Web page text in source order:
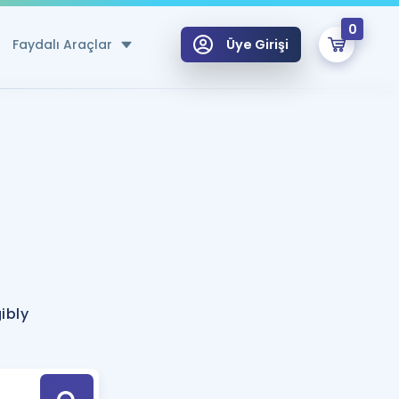
Faydalı Araçlar
Hesaplama Aracı
için Öneriler
Tek Takvimde
Üye Girişi
0
Hoca ile seni sınava hazırlayacak onlarca eğitim seni bekliyor!